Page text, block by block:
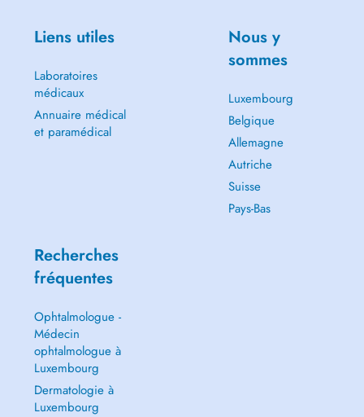
Liens utiles
Laboratoires
médicaux
Annuaire médical
et paramédical
Nous y
sommes
Luxembourg
Belgique
Allemagne
Autriche
Suisse
Pays-Bas
Recherches
fréquentes
Ophtalmologue -
Médecin
ophtalmologue à
Luxembourg
Dermatologie à
Luxembourg